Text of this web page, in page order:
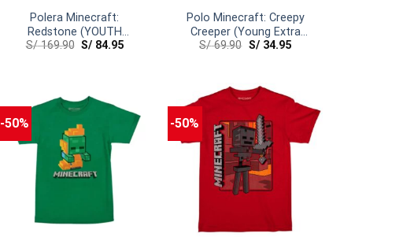
Polera Minecraft:
Redstone (YOUTH
MEDIUM)
S/169.90 S/84.95
Polo Minecraft: Creepy
Creeper (Young Extra
Large)
S/69.90 S/34.95
-50% -50%